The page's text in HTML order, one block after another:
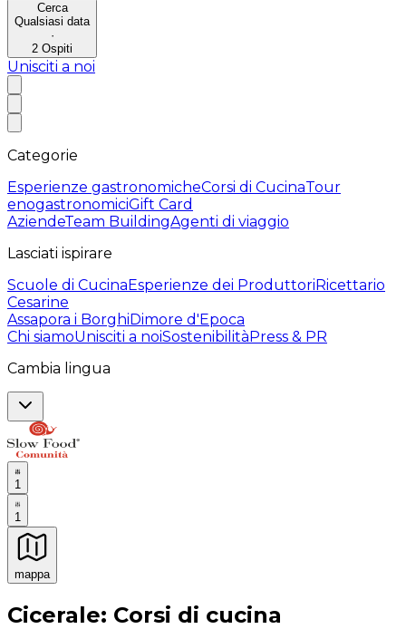
Cerca
Qualsiasi data
·
2 Ospiti
Unisciti a noi
Categorie
Esperienze gastronomicheCorsi di CucinaTour
enogastronomiciGift Card
AziendeTeam BuildingAgenti di viaggio
Lasciati ispirare
Scuole di CucinaEsperienze dei ProduttoriRicettario
Cesarine
Assapora i BorghiDimore d'Epoca
Chi siamoUnisciti a noiSostenibilitàPress & PR
Cambia lingua
1
1
mappa
Esperienze culinarie indimenticabili: Esperienze
Cicerale: Corsi di cucina